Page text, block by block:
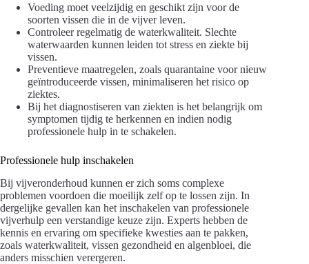
Voeding moet veelzijdig en geschikt zijn voor de
soorten vissen die in de vijver leven.
Controleer regelmatig de waterkwaliteit. Slechte
waterwaarden kunnen leiden tot stress en ziekte bij
vissen.
Preventieve maatregelen, zoals quarantaine voor nieuw
geïntroduceerde vissen, minimaliseren het risico op
ziektes.
Bij het diagnostiseren van ziekten is het belangrijk om
symptomen tijdig te herkennen en indien nodig
professionele hulp in te schakelen.
Professionele hulp inschakelen
Bij vijveronderhoud kunnen er zich soms complexe
problemen voordoen die moeilijk zelf op te lossen zijn. In
dergelijke gevallen kan het inschakelen van professionele
vijverhulp een verstandige keuze zijn. Experts hebben de
kennis en ervaring om specifieke kwesties aan te pakken,
zoals waterkwaliteit, vissen gezondheid en algenbloei, die
anders misschien verergeren.